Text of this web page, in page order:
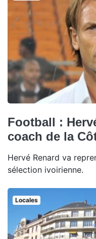
Football :
coach de la
Hervé Renard va
sélection ivoirienne.
Locales